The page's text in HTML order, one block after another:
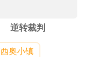
逆转裁判
西奥小镇